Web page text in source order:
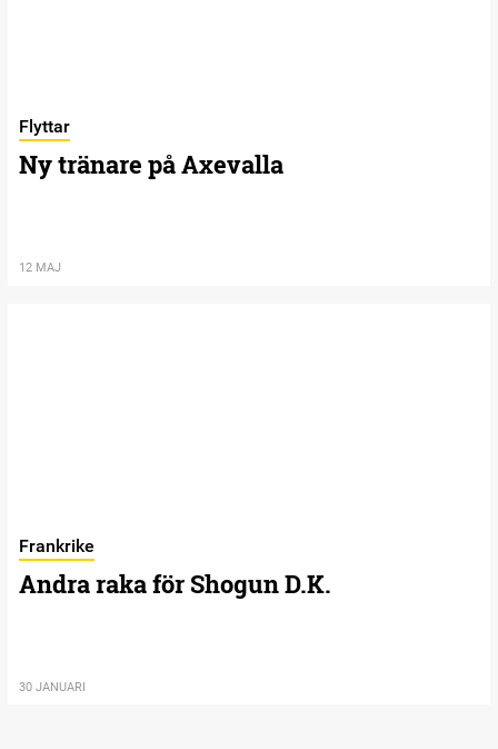
Flyttar
Ny tränare på Axevalla
12 MAJ
Frankrike
Andra raka för Shogun D.K.
30 JANUARI